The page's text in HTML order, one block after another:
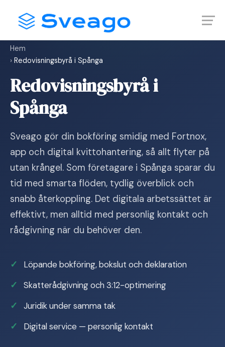
content
Hem
› Redovisningsbyrå i Spånga
Redovisningsbyrå i
Spånga
Sveago gör din bokföring smidig med Fortnox,
app och digital kvittohantering, så allt flyter på
utan krångel. Som företagare i Spånga sparar du
tid med smarta flöden, tydlig överblick och
snabb återkoppling. Det digitala arbetssättet är
effektivt, men alltid med personlig kontakt och
rådgivning när du behöver den.
Löpande bokföring, bokslut och deklaration
Skatterådgivning och 3:12-optimering
Juridik under samma tak
Digital service — personlig kontakt